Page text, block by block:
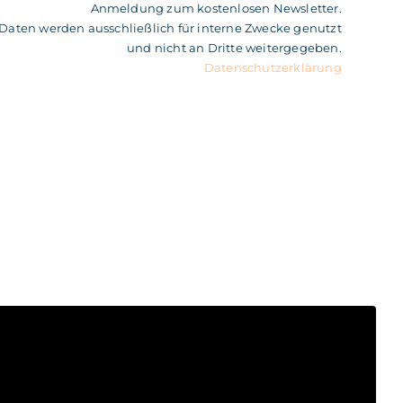
Anmeldung zum kostenlosen Newsletter.
werden ausschließlich für interne Zwecke genutzt
und nicht an Dritte weitergegeben.
Datenschutzerklärung